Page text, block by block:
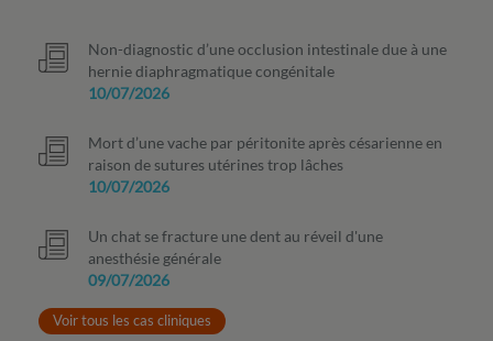
Non-diagnostic d’une occlusion intestinale due à une
hernie diaphragmatique congénitale
10/07/2026
Mort d’une vache par péritonite après césarienne en
raison de sutures utérines trop lâches
10/07/2026
Un chat se fracture une dent au réveil d'une
anesthésie générale
09/07/2026
Voir tous les cas cliniques